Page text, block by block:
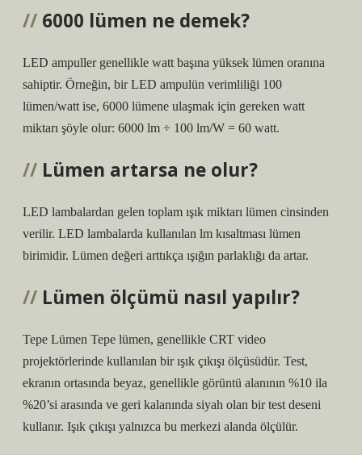
6000 lümen ne demek?
LED ampuller genellikle watt başına yüksek lümen oranına
sahiptir. Örneğin, bir LED ampulün verimliliği 100
lümen/watt ise, 6000 lümene ulaşmak için gereken watt
miktarı şöyle olur: 6000 lm ÷ 100 lm/W = 60 watt.
Lümen artarsa ne olur?
LED lambalardan gelen toplam ışık miktarı lümen cinsinden
verilir. LED lambalarda kullanılan lm kısaltması lümen
birimidir. Lümen değeri arttıkça ışığın parlaklığı da artar.
Lümen ölçümü nasıl yapılır?
Tepe Lümen Tepe lümen, genellikle CRT video
projektörlerinde kullanılan bir ışık çıkışı ölçüsüdür. Test,
ekranın ortasında beyaz, genellikle görüntü alanının %10 ila
%20’si arasında ve geri kalanında siyah olan bir test deseni
kullanır. Işık çıkışı yalnızca bu merkezi alanda ölçülür.